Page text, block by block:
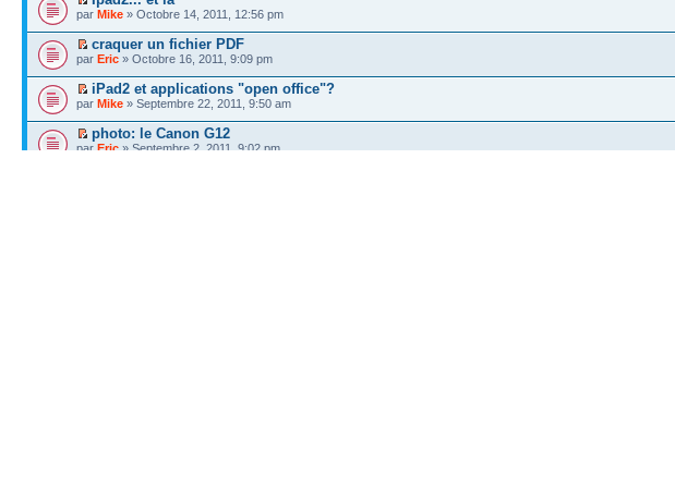
par Mike » Octobre 14, 2011, 12:56 pm
craquer un fichier PDF
par Eric » Octobre 16, 2011, 9:09 pm
iPad2 et applications "open office"?
par Mike » Septembre 22, 2011, 9:50 am
photo: le Canon G12
parEric» Septembre 2, 2011, 9:02 pm